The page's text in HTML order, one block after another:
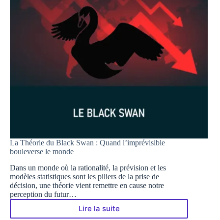
La Théorie du Black Swan : Quand l’imprévisible
bouleverse le monde
Dans un monde où la rationalité, la prévision et les
modèles statistiques sont les piliers de la prise de
décision, une théorie vient remettre en cause notre
perception du futur…
Lire la suite
La